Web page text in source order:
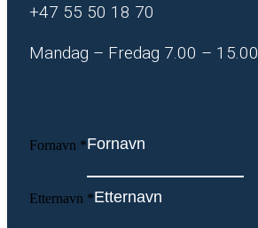
+47 55 50 18 70
Mandag – Fredag 7.00 – 15.00
Fornavn *
Etternavn *